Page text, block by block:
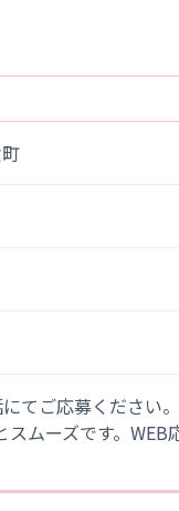
にてご応募ください
ムーズです。WEB